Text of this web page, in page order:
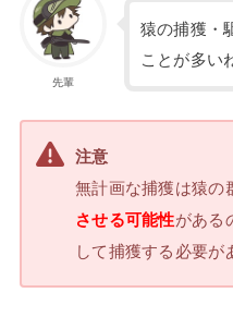
先輩
猿の捕獲・
ことが多い
注意
無計画な捕獲は猿の
させる可能性がある
して捕獲する必要が